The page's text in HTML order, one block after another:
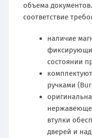
объема
соответствие
наличие
состоянии
ручками
втулки
дверей и